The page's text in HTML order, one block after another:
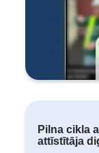
Pilna cikla
attīstītāja